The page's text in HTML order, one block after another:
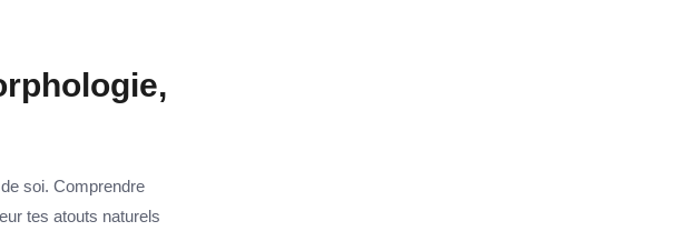
soi. Comprendre
tes atouts naturels